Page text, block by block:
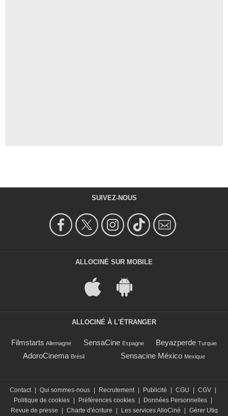
SUIVEZ-NOUS
ALLOCINÉ SUR MOBILE
ALLOCINÉ À L'ÉTRANGER
Filmstarts Allemagne SensaCine Espagne Beyazperde Turquie
AdoroCinema Brésil Sensacine México Mexique
Contact | Qui sommes-nous | Recrutement | Publicité | CGU | CGV |
Politique de cookies | Préférences cookies | Données Personnelles |
Revue de presse
| Charte d'écriture | Les services AlloCiné | Gérer Utiq